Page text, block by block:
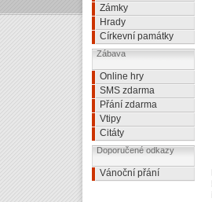
Zámky
Hrady
Církevní památky
Zábava
Online hry
SMS zdarma
Přání zdarma
Vtipy
Citáty
Doporučené odkazy
Vánoční přání